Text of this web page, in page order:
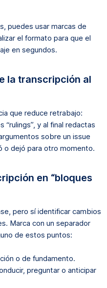
puedes usar marcas de
el formato para que el
en segundos.
la transcripción al
que reduce retrabajo:
y al final redactas
sobre un issue
o dejó para otro momento.
en “bloques
pero sí identificar cambios
Marca con un separador
de estos puntos:
o de fundamento.
preguntar o anticipar